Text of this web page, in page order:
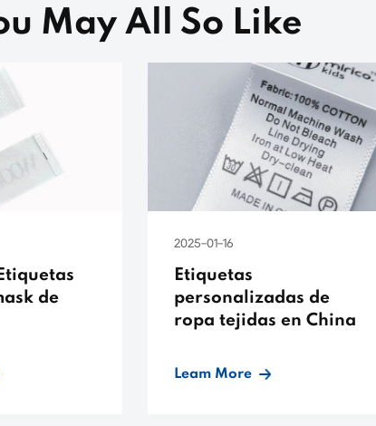
May All So Like
de
2025-01-16
Etiquetas
personalizadas de
ropa tejidas en China
Leam More